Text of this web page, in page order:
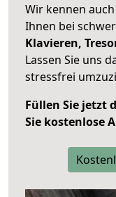
Wir kennen
Ihnen bei
Klavieren,
Lassen Sie uns
stressfrei
Füllen Sie jetzt
Sie kostenlose